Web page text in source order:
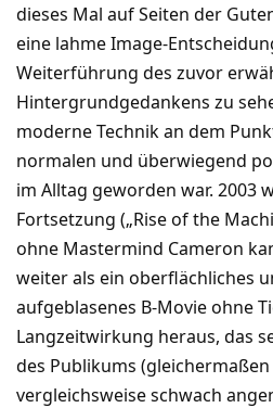
dieses Mal auf Seiten der
eine lahme Image-
Weiterführung des zuvor
Hintergrundgedankens zu
moderne Technik an dem
normalen und überwiegend
im Alltag geworden war. 2003
Fortsetzung („Rise of the
ohne Mastermind Cameron
weiter als ein oberflächliches
aufgeblasenes B-Movie ohne
Langzeitwirkung heraus, das
des Publikums
vergleichsweise schwach